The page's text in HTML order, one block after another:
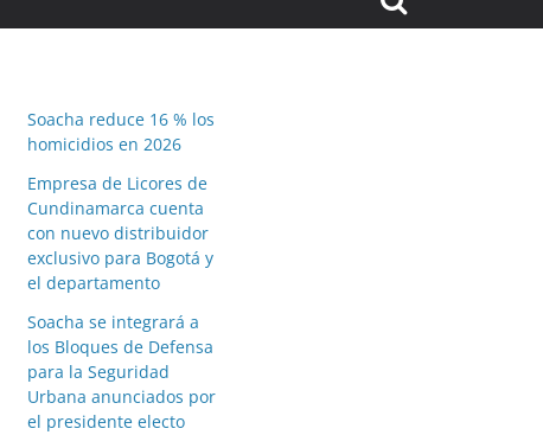
Soacha reduce 16 % los
homicidios en 2026
Empresa de Licores de
Cundinamarca cuenta
con nuevo distribuidor
exclusivo para Bogotá y
el departamento
Soacha se integrará a
los Bloques de Defensa
para la Seguridad
Urbana anunciados por
el presidente electo